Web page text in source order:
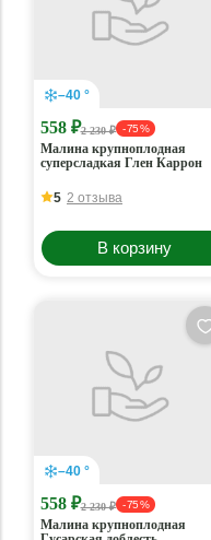
–40 °
558 ₽2 230 ₽ - 75 %
Малина крупноплодная
суперсладкая Глен Каррон
5 2 отзыва
В корзину
–40 °
558 ₽2 230 ₽ - 75 %
Малина крупноплодная